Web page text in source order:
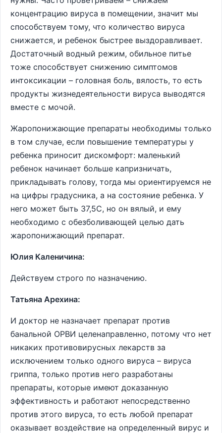
концентрацию вируса в помещении, значит мы
способствуем тому, что количество вируса
снижается, и ребенок быстрее выздоравливает.
Достаточный водный режим, обильное питье
тоже способствует снижению симптомов
интоксикации – головная боль, вялость, то есть
продукты жизнедеятельности вируса выводятся
вместе с мочой.
Жаропонижающие препараты необходимы только
в том случае, если повышение температуры у
ребенка приносит дискомфорт: маленький
ребенок начинает больше капризничать,
прикладывать голову, тогда мы ориентируемся не
на цифры градусника, а на состояние ребенка. У
него может быть 37,5С, но он вялый, и ему
необходимо с обезболивающей целью дать
жаропонижающий препарат.
Юлия Каленичина:
Действуем строго по назначению.
Татьяна Арехина:
И доктор не назначает препарат против
банальной ОРВИ целенаправленно, потому что нет
никаких противовирусных лекарств за
исключением только одного вируса – вируса
гриппа, только против него разработаны
препараты, которые имеют доказанную
эффективность и работают непосредственно
против этого вируса, то есть любой препарат
оказывает воздействие на определенный вирус и